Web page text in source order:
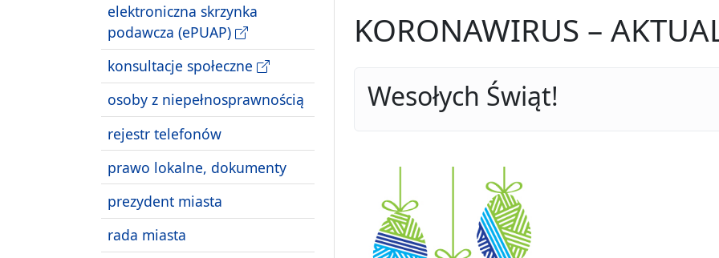
elektroniczna skrzynka
podawcza (ePUAP)
konsultacje społeczne
osoby z niepełnosprawnością
rejestr telefonów
prawo lokalne, dokumenty
prezydent miasta
rada miasta
KORONAWIRUS –
Wesołych Świąt!